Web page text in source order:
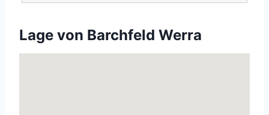
Lage von Barchfeld Werra